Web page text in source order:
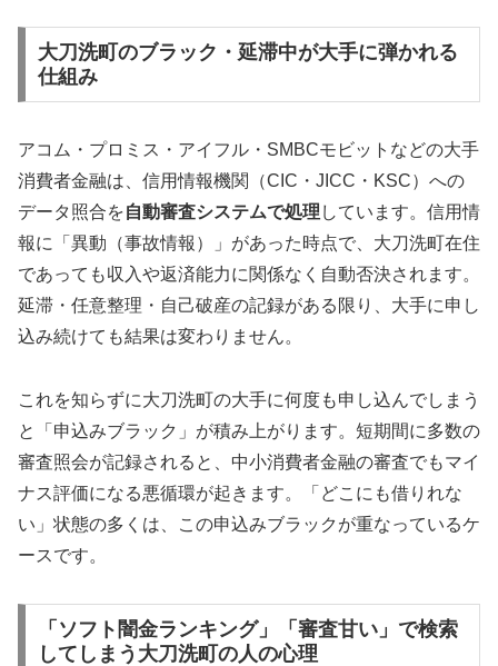
大刀洗町のブラック・延滞中が大手に弾かれる
仕組み
アコム・プロミス・アイフル・SMBCモビットなどの大手
消費者金融は、信用情報機関（CIC・JICC・KSC）への
データ照合を自動審査システムで処理 しています。信用情
報に「異動（事故情報）」があった時点で、大刀洗町在住
であっても収入や返済能力に関係なく自動否決されます。
延滞・任意整理・自己破産の記録がある限り、大手に申し
込み続けても結果は変わりません。
これを知らずに大刀洗町の大手に何度も申し込んでしまう
と「申込みブラック」が積み上がります。短期間に多数の
審査照会が記録されると、中小消費者金融の審査でもマイ
ナス評価になる悪循環が起きます。「どこにも借りれな
い」状態の多くは、この申込みブラックが重なっているケ
ースです。
「ソフト闇金ランキング」「審査甘い」で検索
してしまう大刀洗町の人の心理